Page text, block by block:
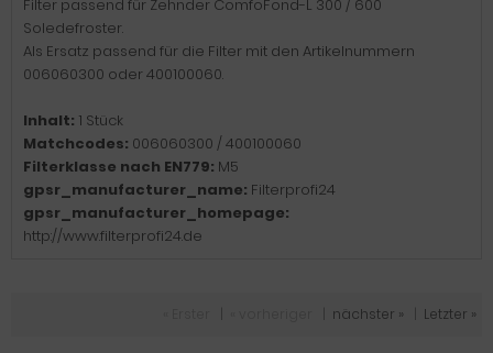
Filter passend für Zehnder ComfoFond-L 300 / 600
Soledefroster.
Als Ersatz passend für die Filter mit den Artikelnummern
006060300 oder 400100060.
Inhalt: 1 Stück
Matchcodes: 006060300 / 400100060
Filterklasse nach EN779: M5
gpsr_manufacturer_name: Filterprofi24
gpsr_manufacturer_homepage:
http://www.filterprofi24.de
nächster » Letzter »